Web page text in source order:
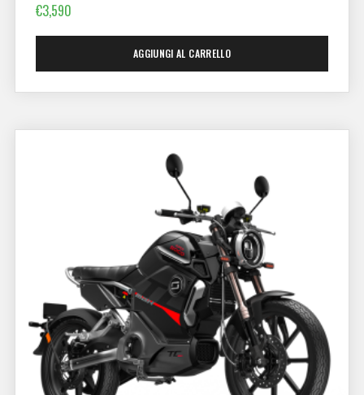
€3,590
AGGIUNGI AL CARRELLO